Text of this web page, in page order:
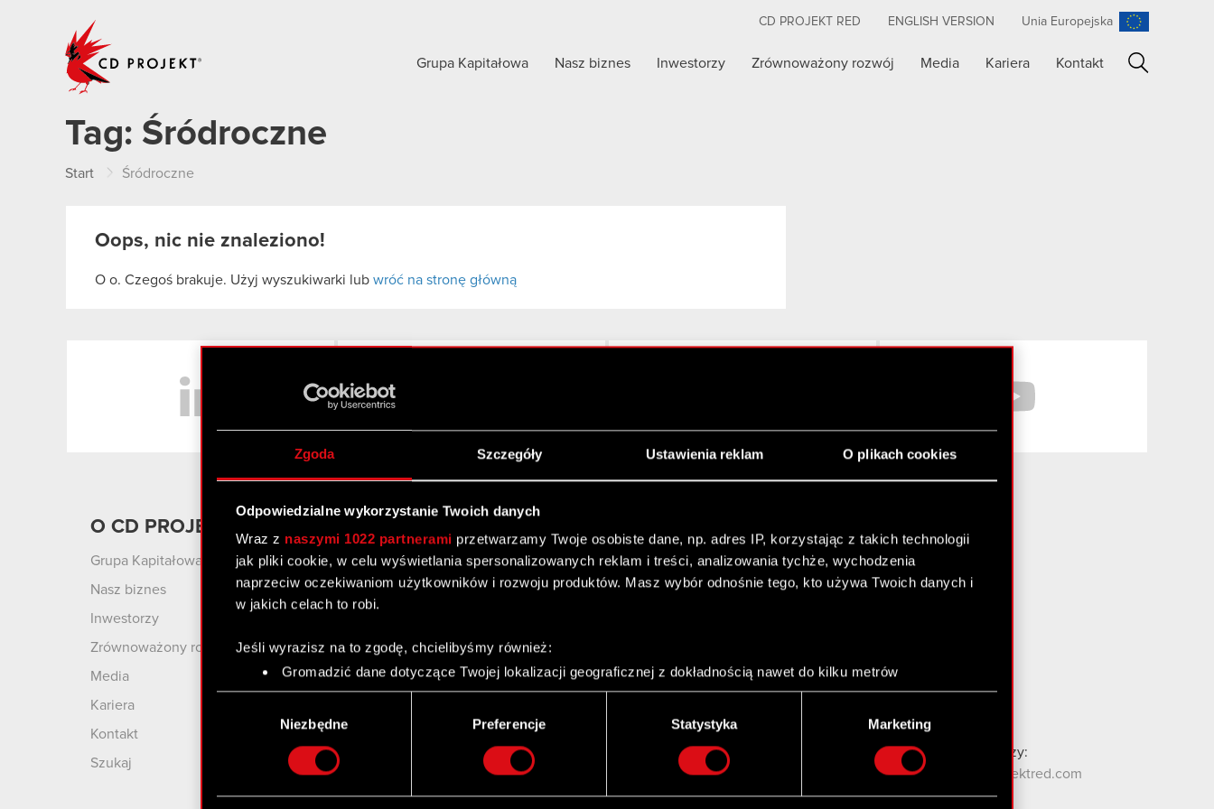
Zgoda Szczegóły Ustawienia reklam O plikach cookies
Odpowiedzialne wykorzystanie Twoich danych
Wraz z naszymi 1022 partnerami przetwarzamy Twoje osobiste dane, np. adres IP, korzystając z takich technologii
jak pliki cookie, w celu wyświetlania spersonalizowanych reklam i treści, analizowania tychże, wychodzenia
naprzeciw oczekiwaniom użytkowników i rozwoju produktów. Masz wybór odnośnie tego, kto używa Twoich danych i
w jakich celach to robi.
Jeśli wyrazisz na to zgodę, chcielibyśmy również:
Gromadzić dane dotyczące Twojej lokalizacji geograficznej z dokładnością nawet do kilku metrów
Identyfikować Twoje urządzenie, aktywnie analizując charakteryzującego je zbiory danych (fingerprinting,
Dowiedz się więcej odnośnie tego, jak Twoje osobiste dane są przetwarzane oraz ustaw własne preferencje w
szczegółów . W Deklaracji plików cookie możesz zmienić lub wycofać swoją zgodę w dowolnej chwili.
Wykorzystujemy pliki cookie do spersonalizowania treści i reklam, aby oferować funkcje społecznościowe i
Niezbędne Preferencje Statystyka Marketing
CD PROJEKT RED ENGLISH VERSION Unia Europejska
Grupa Kapitałowa Nasz biznes Inwestorzy Zrównoważony rozwój Media Kariera Kontakt
Tag: Śródroczne
Start Śródroczne
Oops, nic nie znaleziono!
O o. Czegoś brakuje. Użyj wyszukiwarki lub wróć na stronę główną
O CD PROJEKT
Grupa Kapitałowa
Nasz biznes
Inwestorzy
Zrównoważony rozwój
Media
Kariera
Kontakt
Szukaj
Cyberpunk 2077: Widmo
Wolności
Cyberpunk 2077
Wiedźmin
GWINT: Wiedźmińska Gra
CD PROJEKT S.A.
ul. Jagiellońska 74
recepcja@cdprojekt.com
Wsparcie techniczne:
Media i inwestorzy:
media@cdprojektred.com
Kontakt ESG:
esg@cdprojekt.com
Kontakt dla społeczności graczy:
contact.community@cdprojektred.com